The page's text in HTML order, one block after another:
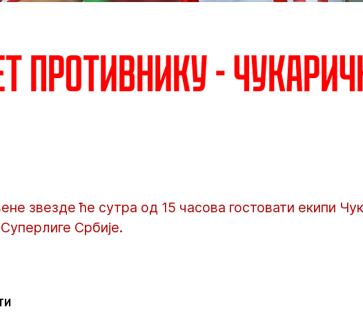
противнику -
звезде ће сутра од 15 часова гостовати екипи
Србије.